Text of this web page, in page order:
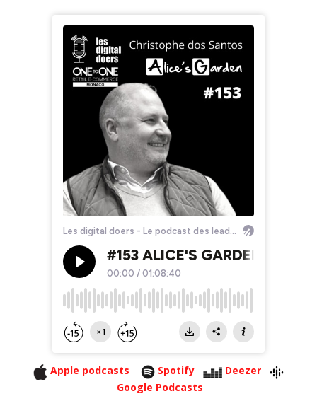
Apple podcasts Spotify
Deezer
Google Podcasts